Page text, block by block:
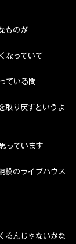
ものが
なっていて
ている間
取り戻すというよ
っています
模のライブハウス
るんじゃないかな